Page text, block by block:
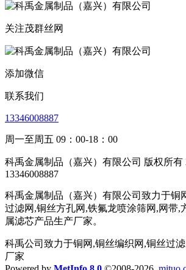
关注茂群丝网
添加微信
联系我们
13346008887
周一至周五 09：00-18：00
科禹金属制品（嘉兴）有限公司 版权所有
13346008887
科禹金属制品（嘉兴）有限公司致力于铜
过滤网,铜丝方孔网,铁氟龙喷涂筛网,网带,
属滤芯产品生产厂家。
科禹公司致力于铜网,铜丝编织网,铜丝过
厂家